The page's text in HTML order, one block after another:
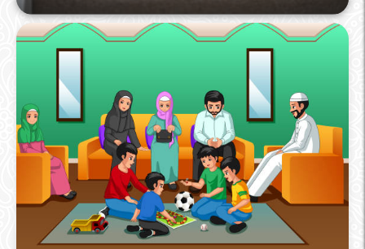
التربية والاسرة المسلمة